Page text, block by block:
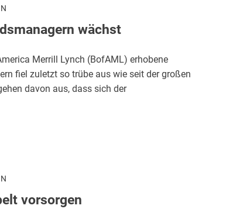
wächst
Merrill Lynch (BofAML) erhobene
fiel zuletzt so trübe aus wie seit der großen
davon aus, dass sich der
vorsorgen